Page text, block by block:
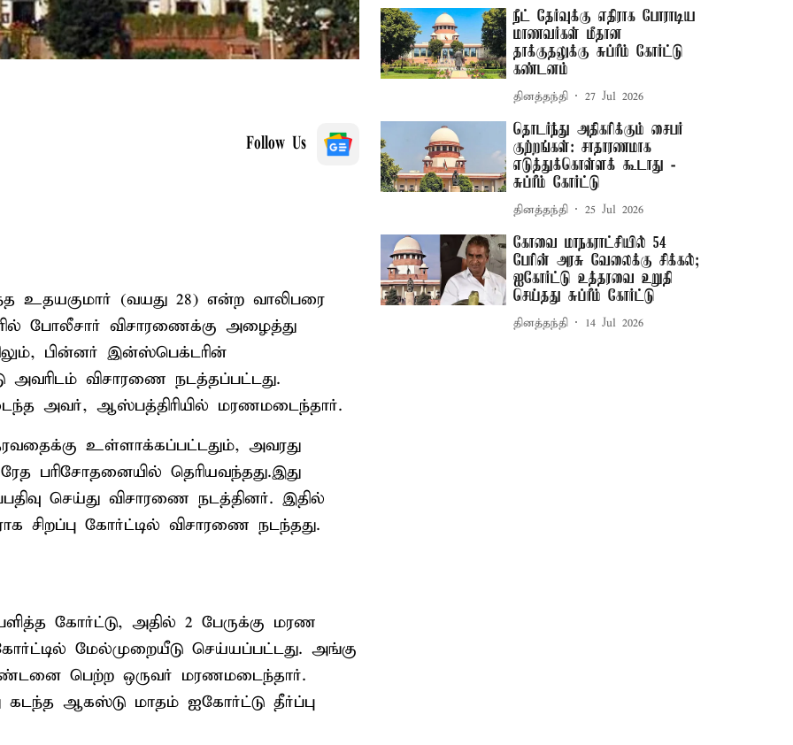
Follow Us
உதயகுமார் (வயது 28) என்ற வாலிபரை
போலீசார் விசாரணைக்கு அழைத்து
பின்னர் இன்ஸ்பெக்டரின்
அவரிடம் விசாரணை நடத்தப்பட்டது.
அவர், ஆஸ்பத்திரியில் மரணமடைந்தார்.
உள்ளாக்கப்பட்டதும், அவரது
பரிசோதனையில் தெரியவந்தது.இது
செய்து விசாரணை நடத்தினர். இதில்
சிறப்பு கோர்ட்டில் விசாரணை நடந்தது.
கோர்ட்டு, அதில் 2 பேருக்கு மரண
மேல்முறையீடு செய்யப்பட்டது. அங்கு
பெற்ற ஒருவர் மரணமடைந்தார்.
கடந்த ஆகஸ்டு மாதம் ஐகோர்ட்டு தீர்ப்பு
நீட் தேர்வுக்கு எதிராக போராடிய
மாணவர்கள் மீதான
தாக்குதலுக்கு சுப்ரீம் கோர்ட்டு
கண்டனம்
தினத்தந்தி 27 Jul 2026
தொடர்ந்து அதிகரிக்கும் சைபர்
குற்றங்கள்: சாதாரணமாக
எடுத்துக்கொள்ளக் கூடாது -
சுப்ரீம் கோர்ட்டு
தினத்தந்தி 25 Jul 2026
கோவை மாநகராட்சியில் 54
பேரின் அரசு வேலைக்கு சிக்கல்;
ஐகோர்ட்டு உத்தரவை உறுதி
செய்தது சுப்ரீம் கோர்ட்டு
தினத்தந்தி 14 Jul 2026